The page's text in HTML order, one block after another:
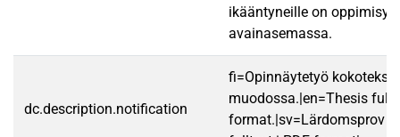
ikääntyneille on
avainasemassa.
dc.description.notification
fi=Opinnäytetyö
muodossa.|en=Thesis
format.|sv=Lärdomsprov